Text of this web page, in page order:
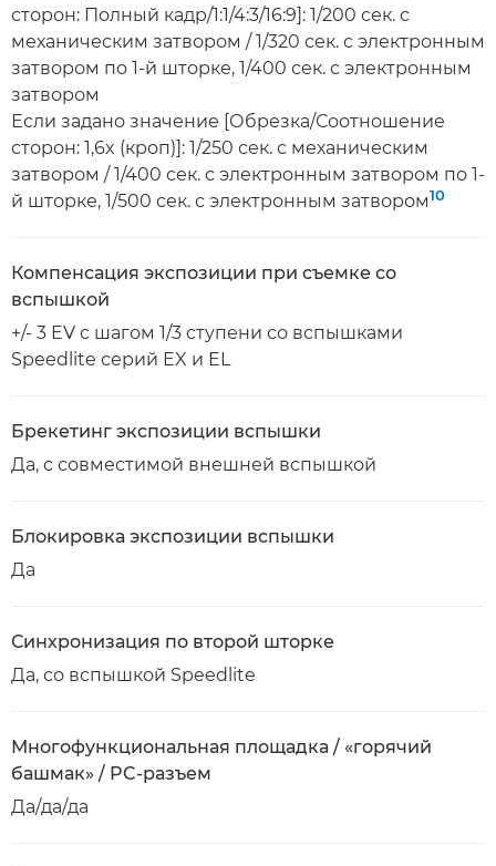
сторон: Полный кадр/1:1/4:3/16:9]: 1/200 сек. с
механическим затвором / 1/320 сек. с электронным
затвором по 1-й шторке, 1/400 сек. с электронным
затвором
Если задано значение [Обрезка/Соотношение
сторон: 1,6x (кроп)]: 1/250 сек. с механическим
затвором / 1/400 сек. с электронным затвором по 1-
й шторке, 1/500 сек. с электронным затвором10
Компенсация экспозиции при съемке со
вспышкой
+/- 3 EV с шагом 1/3 ступени со вспышками
Speedlite серий EX и EL
Брекетинг экспозиции вспышки
Да, с совместимой внешней вспышкой
Блокировка экспозиции вспышки
Да
Синхронизация по второй шторке
Да, со вспышкой Speedlite
Многофункциональная площадка / «горячий
башмак» / PC-разъем
Да/да/да